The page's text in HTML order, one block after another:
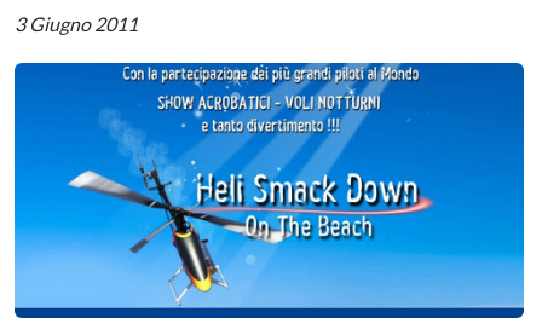
3 Giugno 2011